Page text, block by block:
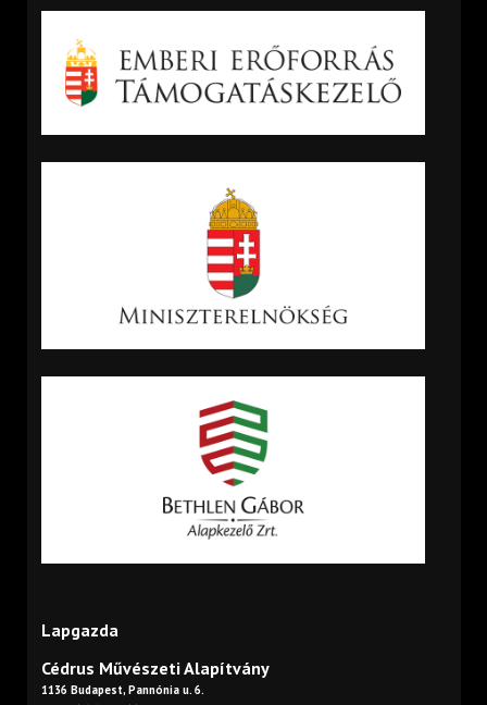
Lapgazda
Cédrus Művészeti Alapítvány
1136 Budapest, Pannónia u. 6.